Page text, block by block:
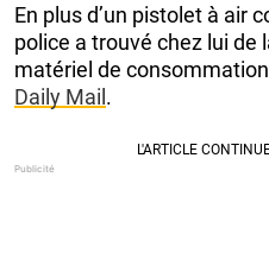
En plus d’un pistolet à air
police a trouvé chez lui
matériel de
Daily Mail .